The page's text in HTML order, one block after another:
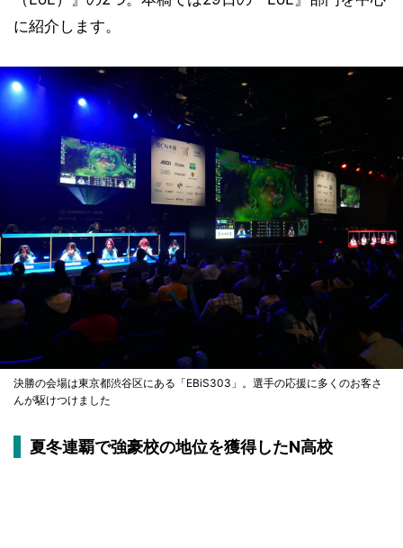
に紹介します。
決勝の会場は東京都渋谷区にある「EBiS303」。選手の応援に多くのお客さ
んが駆けつけました
夏冬連覇で強豪校の地位を獲得したN高校